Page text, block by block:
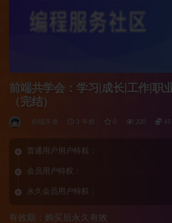
前端共学会：学习|成长|工作|职
（完结）
前端开发 3 年前 0 200 45
普通用户用户特权：
会员用户特权：
永久会员用户特权：
有效期：购买后永久有效